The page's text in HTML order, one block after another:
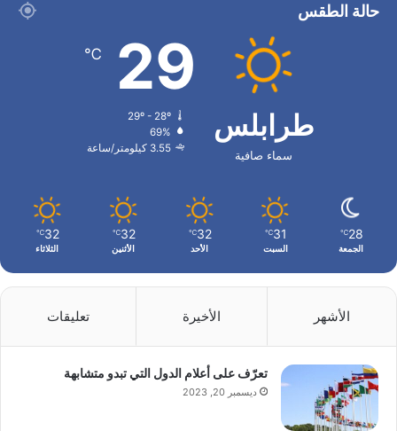
حالة الطقس
طرابلس
سماء صافية
29
℃
29º - 28º
69%
3.55 كيلومتر/ساعة
28
℃
الجمعة
31
℃
السبت
32
℃
الأحد
32
℃
الأثنين
32
℃
الثلاثاء
الأشهر الأخيرة تعليقات
تعرّف على أعلام الدول التي تبدو متشابهة
ديسمبر 20, 2023